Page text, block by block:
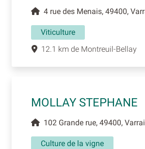
4 rue des Menais, 49400,
Viticulture
12.1 km de Montreuil-Bellay
MOLLAY STEPHANE
102 Grande rue, 49400,
Culture de la vigne